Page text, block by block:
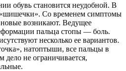
обувь становится неудобной. В
«шишечки». Со временем симптомы
возникают. Ведущее
пальца стопы — боль.
несколько ее вариантов.
натоптыши, все пальцы в
дело не ограничивается,